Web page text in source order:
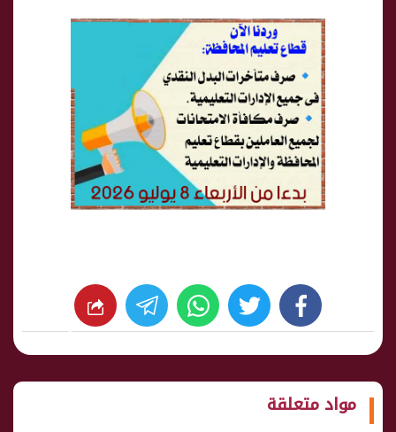
facebook
twitter
whats شارك
مواد متعلقة